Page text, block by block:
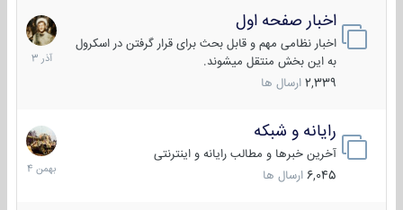
اخبار صفحه اول
اخبار نظامی مهم و قابل بحث برای قرار گرفتن در اسکرول
به این بخش منتقل میشوند.
2,339 ارسال ها
7
آذر
1403
رایانه و شبکه
آخرین خبرها و مطالب رایانه و اینترنتی
6,045 ارسال ها
30
بهمن
1404